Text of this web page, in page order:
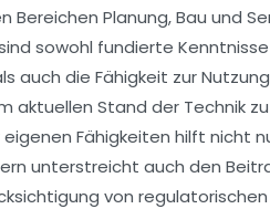
Bereichen Planung, Bau und
sowohl fundierte
auch die Fähigkeit zur
aktuellen Stand der Technik
Fähigkeiten hilft nicht
unterstreicht auch den
von